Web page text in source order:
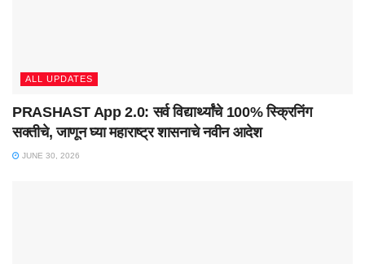
ALL UPDATES
PRASHAST App 2.0: सर्व विद्यार्थ्यांचे 100% स्क्रिनिंग
सक्तीचे, जाणून घ्या महाराष्ट्र शासनाचे नवीन आदेश
JUNE 30, 2026